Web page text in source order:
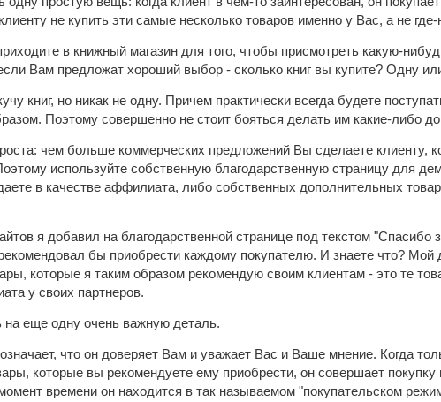
не купить эти самые несколько товаров именно у Вас, а не
в книжный магазин для того, чтобы присмотреть какую-
Вам предложат хороший выбор - сколько книг вы купите? Одну
книг, но никак не одну. Причем практически всегда будете
Поэтому совершенно не стоит бояться делать им какие-либо
чем больше коммерческих предложений Вы сделаете клиенту,
используйте собственную благодарственную страницу для
в качестве аффилиата, либо собственных дополнительных
я добавил на благодарственной странице под текстом "Спасибо
бы приобрести каждому покупателю. И знаете что? Мой
которые я таким образом рекомендую своим клиентам - это те
у своих партнеров.
на еще одну очень важную деталь.
что он доверяет Вам и уважает Вас и Ваше мнение. Когда
которые вы рекомендуете ему приобрести, он совершает покупку
времени он находится в так называемом "покупательском